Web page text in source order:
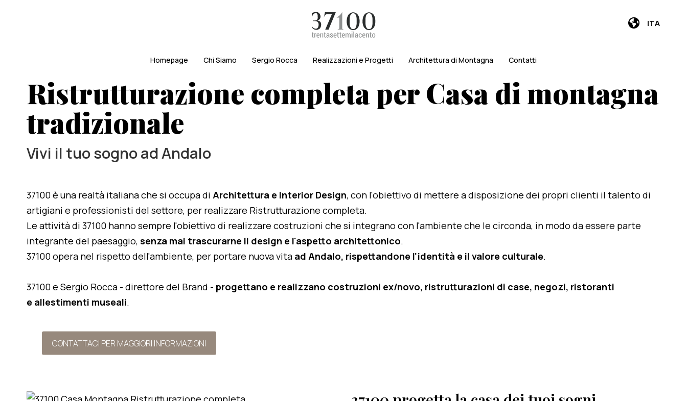
ITA
Homepage Chi Siamo Sergio Rocca Realizzazioni e Progetti Architettura di Montagna Contatti
Ristrutturazione completa per Casa di montagna
tradizionale
Vivi il tuo sogno ad Andalo
37100 è una realtà italiana che si occupa di Architettura e Interior Design, con l'obiettivo di mettere a disposizione dei propri clienti il talento di
artigiani e professionisti del settore, per realizzare Ristrutturazione completa.
Le attività di 37100 hanno sempre l'obiettivo di realizzare costruzioni che si integrano con l'ambiente che le circonda, in modo da essere parte
integrante del paesaggio, senza mai trascurarne il design e l'aspetto architettonico.
37100 opera nel rispetto dell'ambiente, per portare nuova vita ad Andalo, rispettandone l'identità e il valore culturale.
37100 e Sergio Rocca - direttore del Brand - progettano e realizzano costruzioni ex/novo, ristrutturazioni di case, negozi, ristoranti
e allestimenti museali.
CONTATTACI PER MAGGIORI INFORMAZIONI